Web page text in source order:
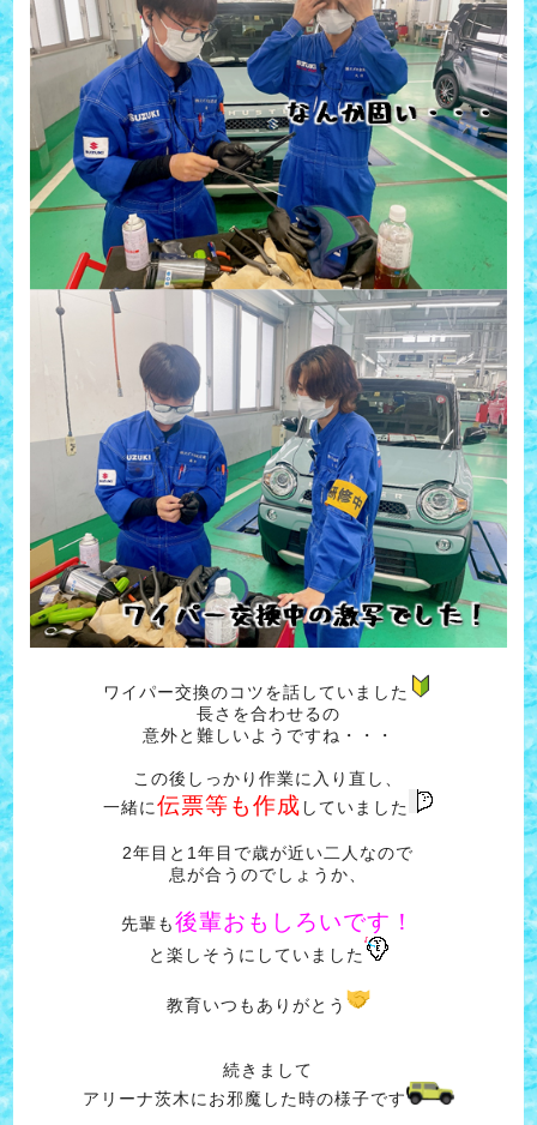
ワイパー交換のコツを話していました
長さを合わせるの
意外と難しいようですね・・・
この後しっかり作業に入り直し、
一緒に伝票等も作成 していました
2年目と1年目で歳が近い二人なので
息が合うのでしょうか、
先輩も後輩おもしろいです！
と楽しそうにしていました
教育いつもありがとう
続きまして
アリーナ茨木にお邪魔した時の様子です